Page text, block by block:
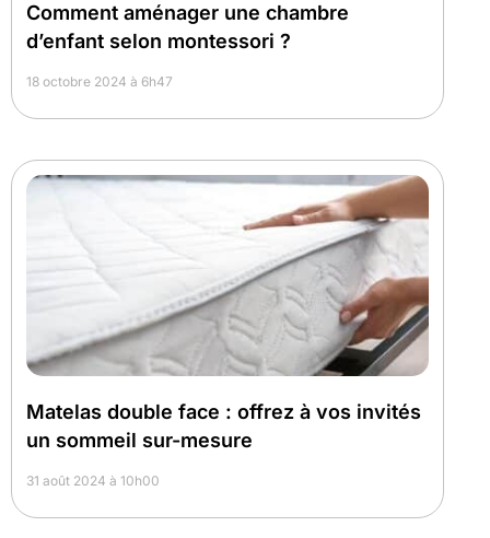
Comment aménager une chambre
d’enfant selon montessori ?
18 octobre 2024 à 6h47
Matelas double face : offrez à vos invités
un sommeil sur-mesure
31 août 2024 à 10h00